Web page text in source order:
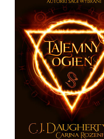
TAJEMNY
C.J. DAUGHERTY,
ROZENFELD
OPRAWA MIĘKKA
39,90 ZŁ